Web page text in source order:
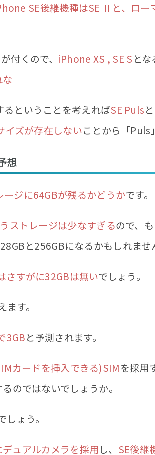
SE後継機種はSE Ⅱと、ロー
付くので、 iPhone XS , SE S と
るということを考えればSE Puls
イズが存在しないことから「Puls
想
ージに64GBが残るかどうかです。
ストレージは少なすぎるので、
と256GBになるかもしれませ
さすがに32GBは無いでしょう。
ます。
3GBと予測されます。
カードを挿入できる)SIMを採用
のではないでしょうか。
ょう。
ュアルカメラを採用し、 SE後継